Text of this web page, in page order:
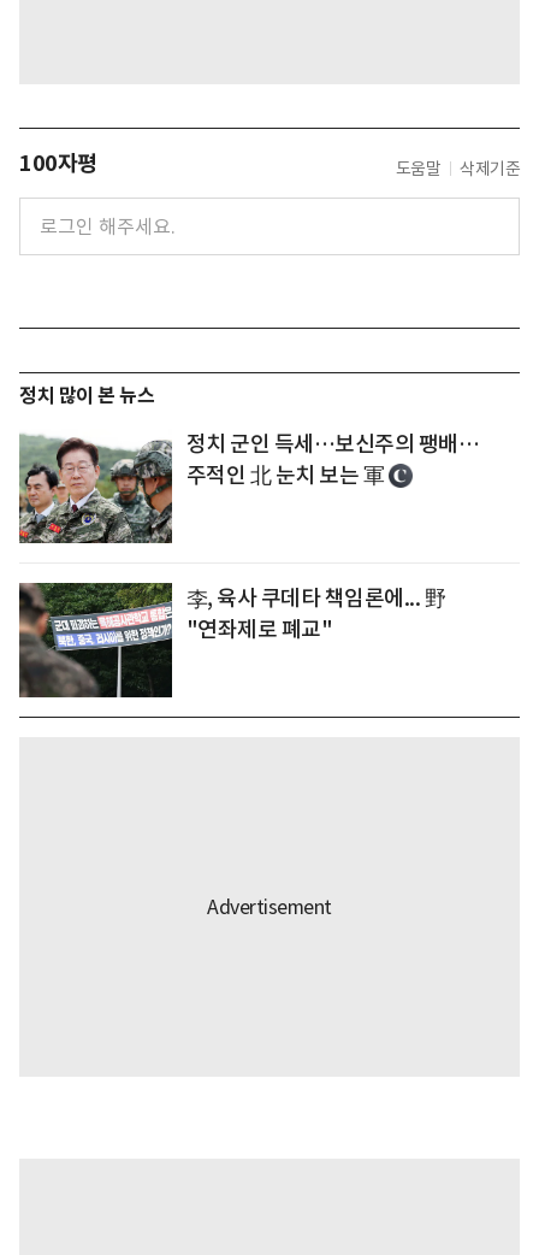
100자평 도움말 삭제기준
정치 많이 본 뉴스
정치 군인 득세…보신주의 팽배…
주적인 北 눈치 보는 軍
李, 육사 쿠데타 책임론에... 野
"연좌제로 폐교"